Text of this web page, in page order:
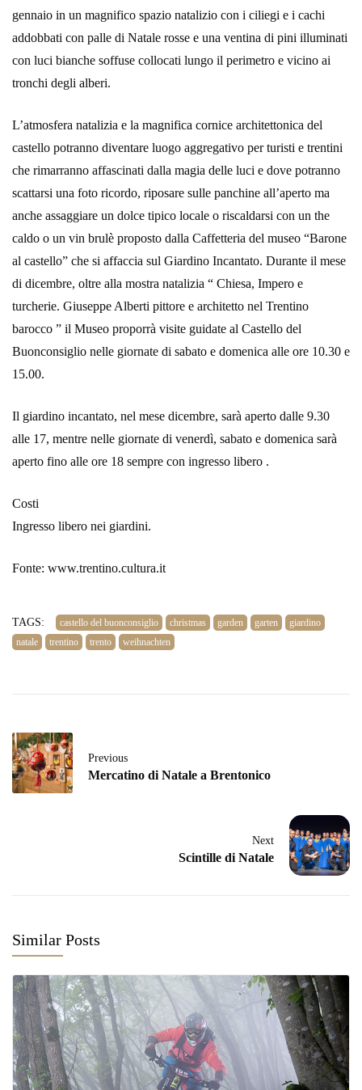
gennaio in un magnifico spazio natalizio con i ciliegi e i cachi
addobbati con palle di Natale rosse e una ventina di pini illuminati
con luci bianche soffuse collocati lungo il perimetro e vicino ai
tronchi degli alberi.
L’atmosfera natalizia e la magnifica cornice architettonica del
castello potranno diventare luogo aggregativo per turisti e trentini
che rimarranno affascinati dalla magia delle luci e dove potranno
scattarsi una foto ricordo, riposare sulle panchine all’aperto ma
anche assaggiare un dolce tipico locale o riscaldarsi con un the
caldo o un vin brulè proposto dalla Caffetteria del museo “Barone
al castello” che si affaccia sul Giardino Incantato. Durante il mese
di dicembre, oltre alla mostra natalizia “ Chiesa, Impero e
turcherie. Giuseppe Alberti pittore e architetto nel Trentino
barocco ” il Museo proporrà visite guidate al Castello del
Buonconsiglio nelle giornate di sabato e domenica alle ore 10.30 e
15.00.
Il giardino incantato, nel mese dicembre, sarà aperto dalle 9.30
alle 17, mentre nelle giornate di venerdì, sabato e domenica sarà
aperto fino alle ore 18 sempre con ingresso libero .
Costi
Ingresso libero nei giardini.
Fonte: www.trentino.cultura.it
TAGS: castello del buonconsiglio christmas garden garten
giardino
natale
trentino trento weihnachten
Previous
Mercatino di Natale a Brentonico
Next
Scintille di Natale
Similar Posts